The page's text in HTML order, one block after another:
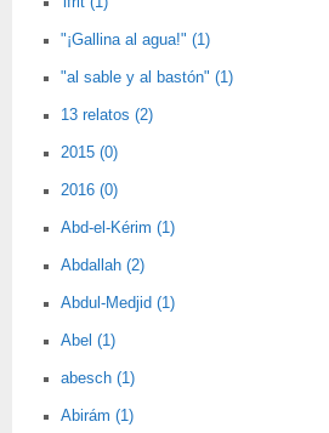
"¡Gallina al agua!" (1)
"al sable y al bastón" (1)
13 relatos (2)
2015 (0)
2016 (0)
Abd-el-Kérim (1)
Abdallah (2)
Abdul-Medjid (1)
Abel (1)
abesch (1)
Abirám (1)